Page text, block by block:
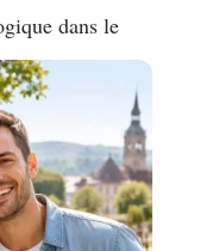
dans le